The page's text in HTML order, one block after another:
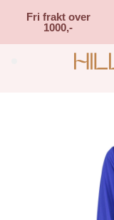
Fri frakt over
1000,-
Search (⌘K)